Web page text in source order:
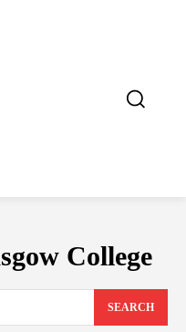
College
SEARCH